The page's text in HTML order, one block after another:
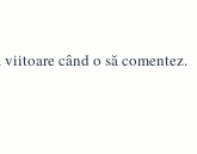
când o să comentez.